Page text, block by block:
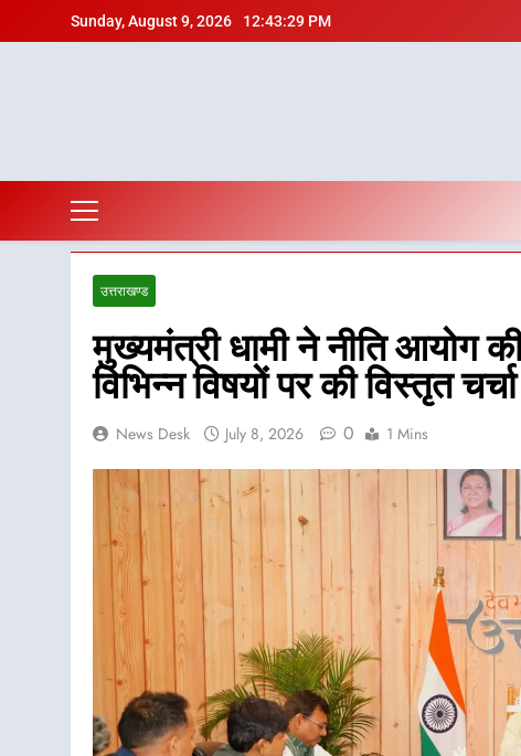
to
Sunday, August 9, 2026 12:43:31 PM
उत्तराखण्ड
मुख्यमंत्री धामी ने नीति आयोग
विभिन्न विषयों पर की विस्तृत चर्चा
News Desk July 8, 2026 0 1 Mins